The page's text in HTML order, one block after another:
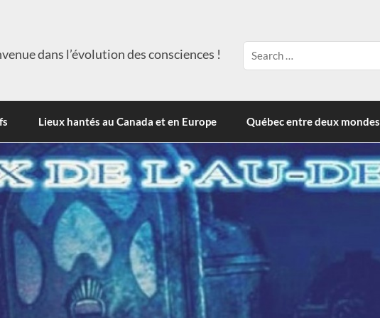
dans l’évolution des consciences !
Lieux hantés au Canada et en Europe Québec entre deux mondes